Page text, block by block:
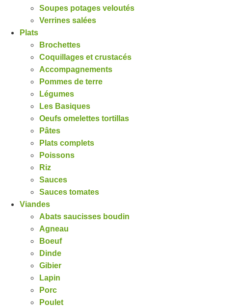
Soupes potages veloutés
Verrines salées
Plats
Brochettes
Coquillages et crustacés
Accompagnements
Pommes de terre
Légumes
Les Basiques
Oeufs omelettes tortillas
Pâtes
Plats complets
Poissons
Riz
Sauces
Sauces tomates
Viandes
Abats saucisses boudin
Agneau
Boeuf
Dinde
Gibier
Lapin
Porc
Poulet